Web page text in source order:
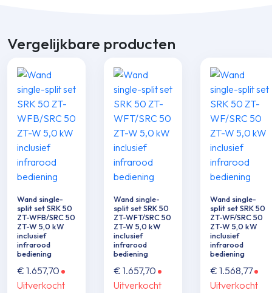
Vergelijkbare producten
Wand single-
split set SRK 50
ZT-WFB/SRC 50
ZT-W 5,0 kW
inclusief
infrarood
bediening
€ 1.657,70
Uitverkocht
Wand single-
split set SRK 50
ZT-WFT/SRC 50
ZT-W 5,0 kW
inclusief
infrarood
bediening
€ 1.657,70
Uitverkocht
Wand single-
split set SRK 50
ZT-WF/SRC 50
ZT-W 5,0 kW
inclusief
infrarood
bediening
€ 1.568,77
Uitverkocht